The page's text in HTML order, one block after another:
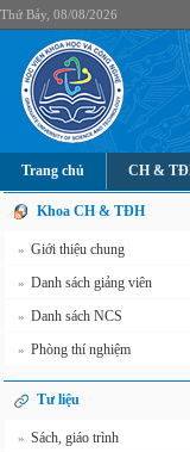
Thứ Bảy, 08/08/2026
Trang chủ CH &
Khoa CH & TĐH
» Giới thiệu chung
» Danh sách giảng viên
» Danh sách NCS
» Phòng thí nghiệm
Tư liệu
» Sách, giáo trình